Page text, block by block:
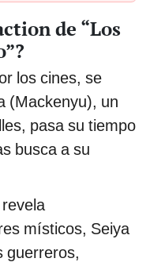
de “Los
los cines, se
(Mackenyu), un
pasa su tiempo
busca a su
místicos, Seiya
guerreros,